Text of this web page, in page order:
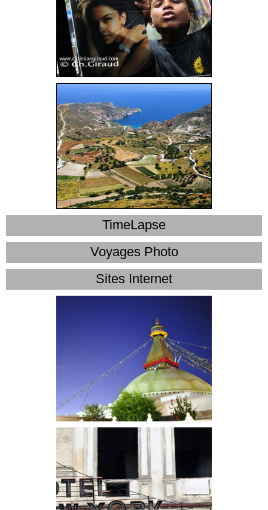
TimeLapse
Voyages Photo
Sites Internet